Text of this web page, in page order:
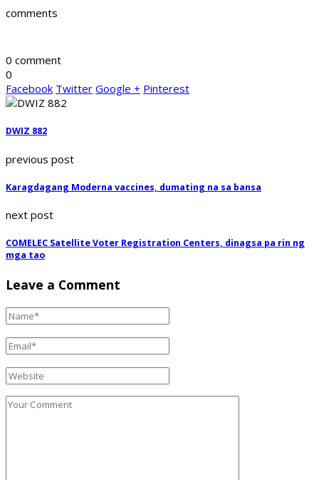
comments
0 comment
0
Facebook Twitter Google + Pinterest
DWIZ 882
previous post
Karagdagang Moderna vaccines, dumating na sa bansa
next post
COMELEC Satellite Voter Registration Centers, dinagsa pa rin ng
mga tao
Leave a Comment